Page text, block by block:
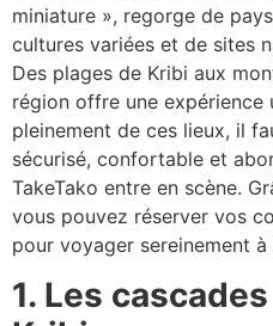
miniature », regorge de
cultures variées et de sites
Des plages de Kribi aux
région offre une
pleinement de ces lieux, il
sécurisé, confortable et
TakeTako entre en scène.
vous pouvez réserver vos
pour voyager sereinement
1. Les